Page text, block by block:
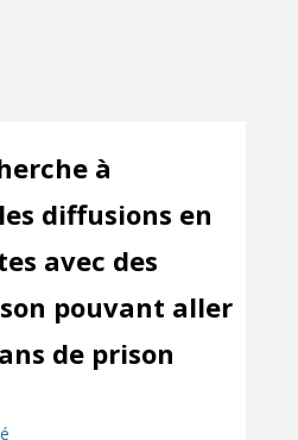
à
diffusions en
avec des
pouvant aller
de prison